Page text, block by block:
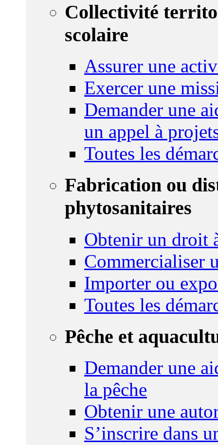
Collectivité
scolaire
Assurer une
Exercer une
Demander une
un appel à
Toutes les
Fabrication ou
phytosanitaires
Obtenir un droit
Commercialiser
Importer ou
Toutes les
Pêche et
Demander une
la pêche
Obtenir une
S’inscrire dans